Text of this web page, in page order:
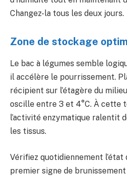
Changez-la tous les deux jours.
Zone de stockage
Le bac à légumes semble
il accélère le pourrissement.
récipient sur l’étagère du
oscille entre 3 et 4°C. À cette
l’activité enzymatique ralentit
les tissus.
Vérifiez quotidiennement
premier signe de brunissement